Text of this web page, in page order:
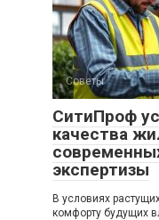
Советы
СитиПроф
качества
экспертизы
В условиях
комфорту будущих